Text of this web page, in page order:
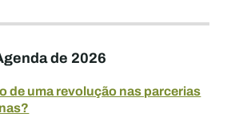
de 2026
de uma revolução nas parcerias